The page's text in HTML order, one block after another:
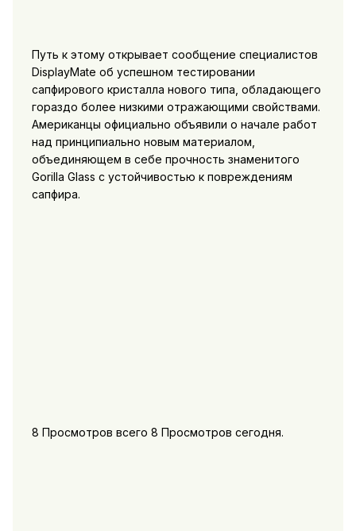
Путь к этому открывает сообщение специалистов
DisplayMate об успешном тестировании
сапфирового кристалла нового типа, обладающего
гораздо более низкими отражающими свойствами.
Американцы официально объявили о начале работ
над принципиально новым материалом,
объединяющем в себе прочность знаменитого
Gorilla Glass с устойчивостью к повреждениям
сапфира.
8 Просмотров всего 8 Просмотров сегодня.